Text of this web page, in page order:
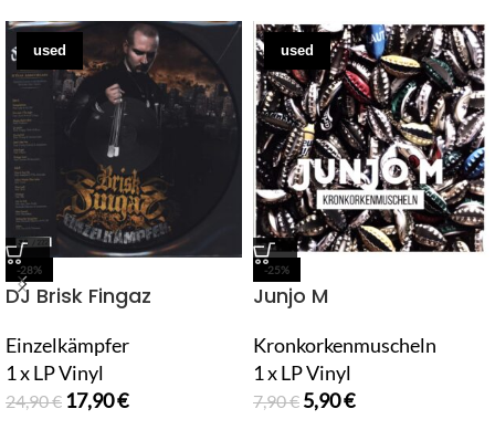
used
-28%
DJ Brisk Fingaz
Einzelkämpfer
1 x LP Vinyl
24,90€ 17,90€
used
-25%
Junjo M
Kronkorkenmuscheln
1 x LP Vinyl
7,90€ 5,90€